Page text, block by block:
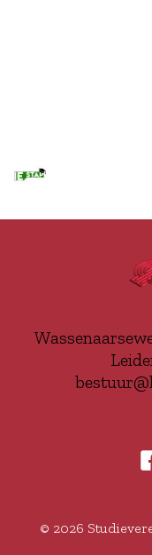
© 2026